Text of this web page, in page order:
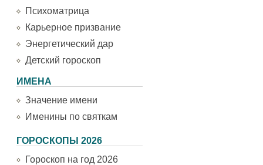
Психоматрица
Карьерное призвание
Энергетический дар
Детский гороскоп
ИМЕНА
Значение имени
Именины по святкам
ГОРОСКОПЫ 2026
Гороскоп на год 2026